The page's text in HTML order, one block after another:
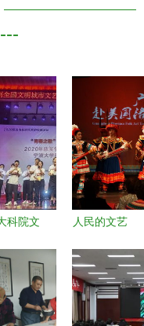
科院文
术点亮
，温暖
观众的
人民的文艺
奏响广东民
间文艺品
牌，讲好广